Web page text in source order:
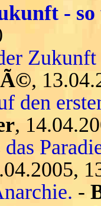
-
,
den
,
das
-